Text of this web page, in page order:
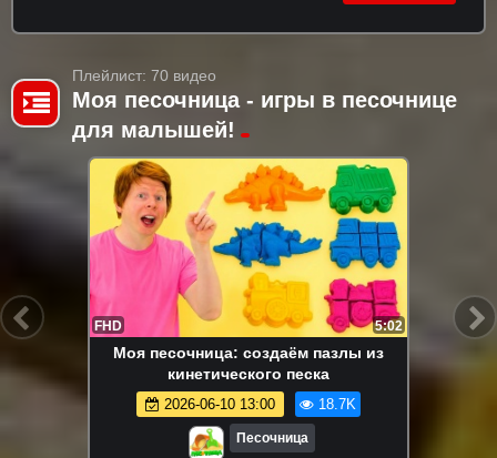
Плейлист: 70 видео
Моя песочница - игры в песочнице
для малышей!
FHD 5:02
Моя песочница: создаём пазлы из
кинетического песка
2026-06-10 13:00 18.7K
Песочница